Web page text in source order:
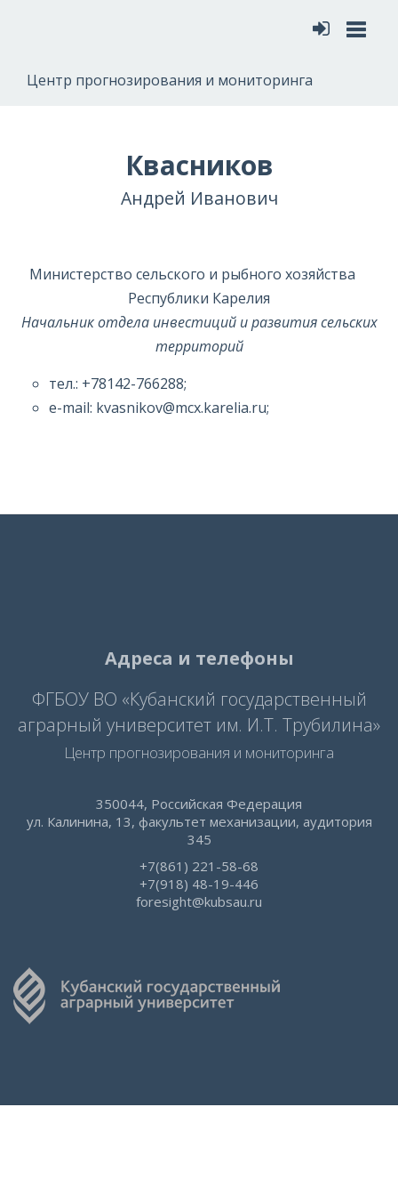
Центр прогнозирования и мониторинга
Квасников
Андрей Иванович
Министерство сельского и рыбного хозяйства
Республики Карелия
Начальник отдела инвестиций и развития сельских
территорий
тел.: +78142-766288;
e-mail: kvasnikov@mcx.karelia.ru;
Адреса и телефоны
ФГБОУ ВО «Кубанский государственный
аграрный университет им. И.Т. Трубилина»
Центр прогнозирования и мониторинга
350044, Российская Федерация
ул. Калинина, 13, факультет механизации, аудитория
345
+7(861) 221-58-68
+7(918) 48-19-446
foresight@kubsau.ru